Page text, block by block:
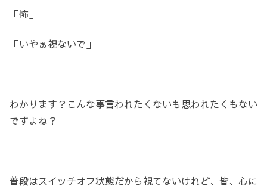
「怖」
「いやぁ視ないで」
わかります？こんな事言われたくないも思われたくもない
ですよね？
普段はスイッチオフ状態だから視てないけれど、皆、心に